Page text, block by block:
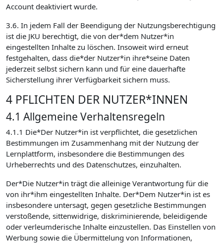
Account deaktiviert wurde.
3.6. In jedem Fall der Beendigung der Nutzungsberechtigung
ist die JKU berechtigt, die von der*dem Nutzer*in
eingestellten Inhalte zu löschen. Insoweit wird erneut
festgehalten, dass die*der Nutzer*in ihre*seine Daten
jederzeit selbst sichern kann und für eine dauerhafte
Sicherstellung ihrer Verfügbarkeit sichern muss.
4 PFLICHTEN DER NUTZER*INNEN
4.1 Allgemeine Verhaltensregeln
4.1.1 Die*Der Nutzer*in ist verpflichtet, die gesetzlichen
Bestimmungen im Zusammenhang mit der Nutzung der
Lernplattform, insbesondere die Bestimmungen des
Urheberrechts und des Datenschutzes, einzuhalten.
Der*Die Nutzer*in trägt die alleinige Verantwortung für die
von ihr*ihm eingestellten Inhalte. Der*Dem Nutzer*in ist es
insbesondere untersagt, gegen gesetzliche Bestimmungen
verstoßende, sittenwidrige, diskriminierende, beleidigende
oder verleumderische Inhalte einzustellen. Das Einstellen von
Werbung sowie die Übermittelung von Informationen,